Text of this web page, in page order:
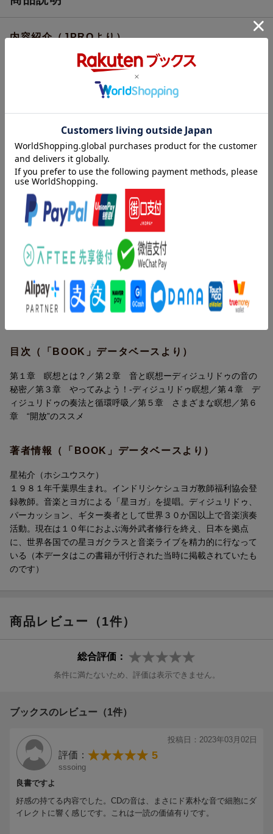
内容紹介（JPROより）
原始の重低音！ あふれる倍音！
アボリジニの民族楽器“ディジュリドゥ”の音色は、生まれる前の赤
ちゃんが胎内で聴く母親の鼓動音に似ていると言われ、「リラッ
クス」「集中」「感覚の開放」の3つを同時に実現する不思議な力
を持っています。人間を最上の状態にリセットする、“聴くだけ”瞑
想法！
心と体を“開放”しよう！
「思考」に支配されているうちは、心も体もリラックスできませ
ん。
身を委ねるのが最上の瞑想法。
「ただ音に身を委ねる」を経験したことがありますか？
1 疲れてない？
2 なくしてもなくならないもの
3 瞑想でやっていること
4 瞑想の3要素
2 ディジュリドゥの倍音
4 ディジュリドゥとは？
第3章 やってみよう！ ディジュリドゥ瞑想
1 瞑想の“座り方”
2 CDの聴き方
第4章 ディジュリドゥの奏法と循環呼吸
1 意外に手軽なディジュリドゥ
1 人間に瞑想が必要な理由
3 ダーマさん瞑想
5 ソウルシンク瞑想
6 音色瞑想
7 臓器瞑想
8 背骨瞑想（呼吸法）
9 練功（呼吸法）
第6章 “開放”のススメ
1 体が“開放”されるとどういうことになるか？
2 海外へ飛び出そう！
内容紹介（「BOOK」データベースより）
原始の重低音！あふれる倍音！聴くだけの瞑想法！！アボリジニ
内で聴く母親の鼓動音に似ていると言われ、「リラックス」「集
中」「感覚の開放」の３つを同時に実現する不思議な力を持って
目次（「BOOK」データベースより）
第１章 瞑想とは？／第２章 音と瞑想ーディジュリドゥの音の
秘密／第３章 やってみよう！-ディジュリドゥ瞑想／第４章 デ
ィジュリドゥの奏法と循環呼吸／第５章 さまざまな瞑想／第６
章 “開放”のススメ
著者情報（「BOOK」データベースより）
星祐介（ホシユウスケ）
１９８１年千葉県生まれ。インドリシケシュヨガ教師福利協会登
録教師。音楽とヨガによる「星ヨガ」を提唱。ディジュリドゥ、
パーカッション、ギター奏者として世界３０か国以上で音楽演奏
活動。現在は１０年におよぶ海外武者修行を終え、日本を拠点
に、世界各国での星ヨガクラスと音楽ライブを精力的に行なって
いる（本データはこの書籍が刊行された当時に掲載されていたも
のです）
商品レビュー（1件）
総合評価：
条件に満たないため、評価は表示できません。
ブックスのレビュー（1件）
投稿日：2023年03月02日
評価： 5
sssoing
良書ですよ
好感の持てる内容でした。CDの音は、まさにド素朴な音で細胞にダ
イレクトに響く感じです。これは一読の価値有りです。